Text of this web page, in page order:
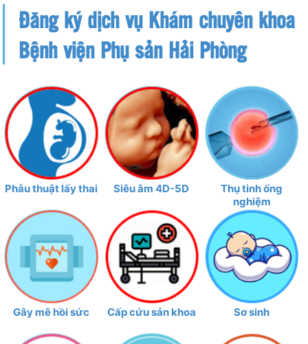
không có cơ hội được làm mẹ.
Đăng ký dịch vụ Khám chuyên khoa
Bệnh viện Phụ sản Hải Phòng
Phẫu thuật lấy thai Siêu âm 4D-5D
Thụ tinh ống
nghiệm
Gây mê hồi sức Cấp cứu sản khoa Sơ sinh